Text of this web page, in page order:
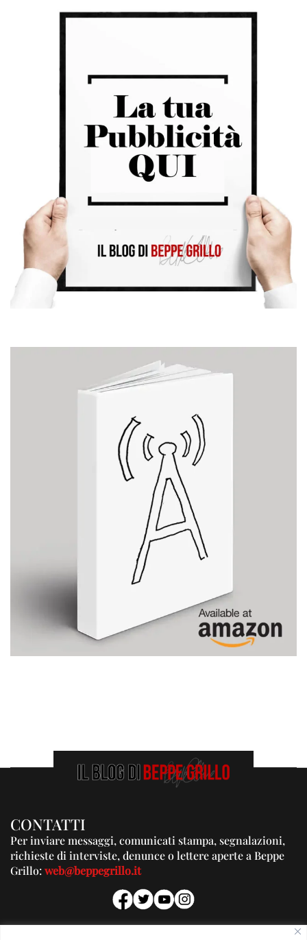
CONTATTI
Per inviare messaggi, comunicati stampa, segnalazioni,
richieste di interviste, denunce o lettere aperte a Beppe
Grillo:web@beppegrillo.it